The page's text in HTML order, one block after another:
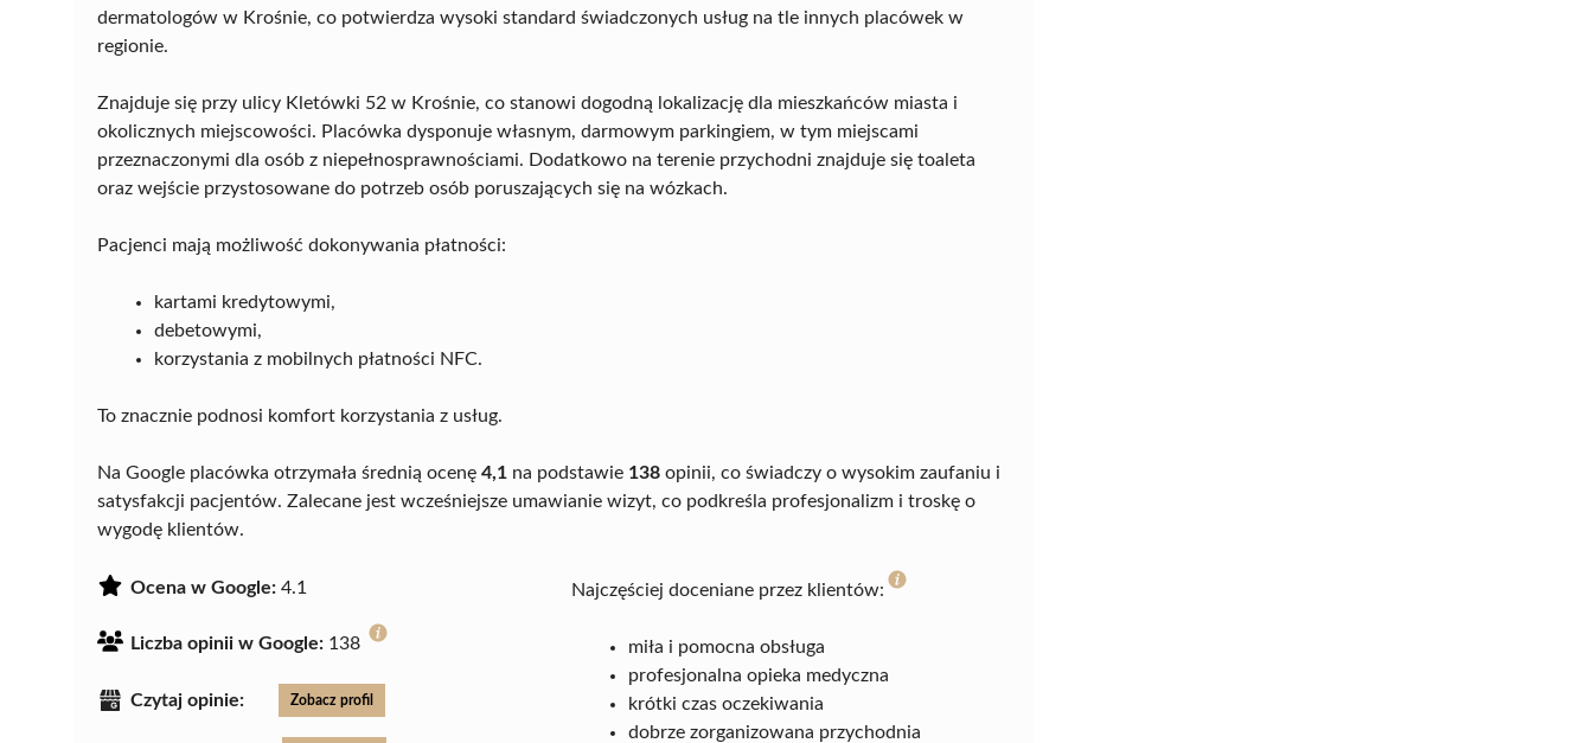
dermatologów w Krośnie, co potwierdza wysoki standard świadczonych usług na tle innych placówek w
regionie.
Znajduje się przy ulicy Kletówki 52 w Krośnie, co stanowi dogodną lokalizację dla mieszkańców miasta i
okolicznych miejscowości. Placówka dysponuje własnym, darmowym parkingiem, w tym miejscami
przeznaczonymi dla osób z niepełnosprawnościami. Dodatkowo na terenie przychodni znajduje się toaleta
oraz wejście przystosowane do potrzeb osób poruszających się na wózkach.
Pacjenci mają możliwość dokonywania płatności:
kartami kredytowymi,
debetowymi,
korzystania z mobilnych płatności NFC.
To znacznie podnosi komfort korzystania z usług.
Na Google placówka otrzymała średnią ocenę 4,1 na podstawie 138 opinii, co świadczy o wysokim zaufaniu i
satysfakcji pacjentów. Zalecane jest wcześniejsze umawianie wizyt, co podkreśla profesjonalizm i troskę o
wygodę klientów.
Ocena w Google: 4.1
Liczba opinii w Google: 138
Czytaj opinie: Zobacz profil
Najczęściej doceniane przez klientów:
miła i pomocna obsługa
profesjonalna opieka medyczna
krótki czas oczekiwania
dobrze zorganizowana przychodnia